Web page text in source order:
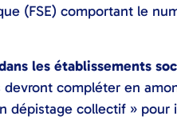
(FSE) comportant le
les établissements
compléter en
dépistage collectif »